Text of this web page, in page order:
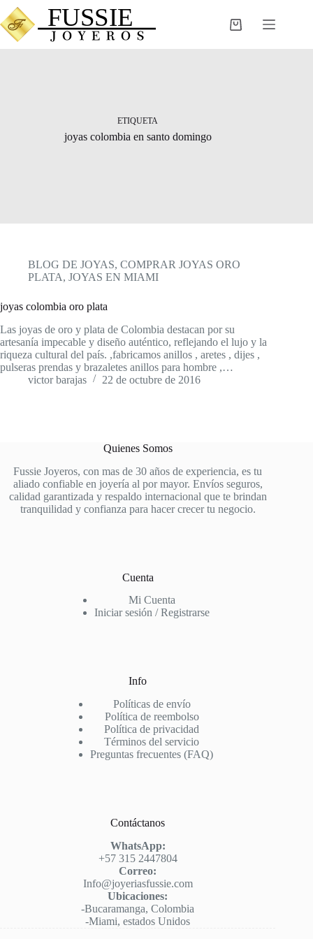
Saltar
al
contenido
Carro
ETIQUETA
joyas colombia en santo domingo
BLOG DE JOYAS, COMPRAR JOYAS ORO
PLATA, JOYAS EN MIAMI
joyas colombia oro plata
Las joyas de oro y plata de Colombia destacan por su
artesanía impecable y diseño auténtico, reflejando el lujo y la
riqueza cultural del país. ,fabricamos anillos , aretes , dijes ,
pulseras prendas y brazaletes anillos para hombre ,…
victor barajas
22 de octubre de 2016
Quienes Somos
Fussie Joyeros, con mas de 30 años de experiencia, es tu
aliado confiable en joyería al por mayor. Envíos seguros,
calidad garantizada y respaldo internacional que te brindan
tranquilidad y confianza para hacer crecer tu negocio.
Cuenta
Mi Cuenta
Iniciar sesión / Registrarse
Info
Políticas de envío
Política de reembolso
Política de privacidad
Términos del servicio
Preguntas frecuentes (FAQ)
Contáctanos
WhatsApp:
+57 315 2447804
Correo:
Info@joyeriasfussie.com
Ubicaciones:
-Bucaramanga, Colombia
-Miami, estados Unidos